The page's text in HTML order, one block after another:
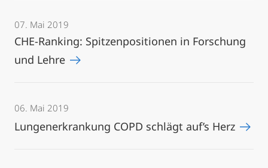
07. Mai 2019
CHE-Ranking: Spitzenpositionen in Forschung
und Lehre
06. Mai 2019
Lungenerkrankung COPD schlägt auf’s Herz